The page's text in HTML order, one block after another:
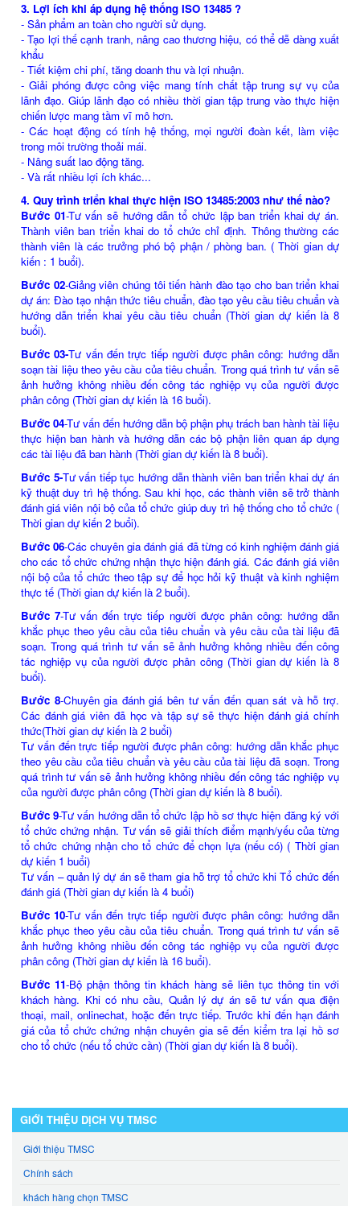
3. Lợi ích khi áp dụng hệ thống ISO 13485 ?
- Sản phẩm an toàn cho người sử dụng.
- Tạo lợi thế cạnh tranh, nâng cao thương hiệu, có thể dễ dàng xuất
khẩu
- Tiết kiệm chi phí, tăng doanh thu và lợi nhuận.
- Giải phóng được công việc mang tính chất tập trung sự vụ của
lãnh đạo. Giúp lãnh đạo có nhiều thời gian tập trung vào thực hiện
chiến lược mang tầm vĩ mô hơn.
- Các hoạt động có tính hệ thống, mọi người đoàn kết, làm việc
trong môi trường thoải mái.
- Nâng suất lao động tăng.
- Và rất nhiều lợi ích khác...
4. Quy trình triển khai thực hiện ISO 13485:2003 như thế nào?
Bước 01-Tư vấn sẽ hướng dẫn tổ chức lập ban triển khai dự án.
Thành viên ban triển khai do tổ chức chỉ định. Thông thường các
thành viên là các trưởng phó bộ phận / phòng ban. ( Thời gian dự
kiến : 1 buổi).
Bước 02-Giảng viên chúng tôi tiến hành đào tạo cho ban triển khai
dự án: Đào tạo nhận thức tiêu chuẩn, đào tạo yêu cầu tiêu chuẩn và
hướng dẫn triển khai yêu cầu tiêu chuẩn (Thời gian dự kiến là 8
buổi).
Bước 03-Tư vấn đến trực tiếp người được phân công: hướng dẫn
soạn tài liệu theo yêu cầu của tiêu chuẩn. Trong quá trình tư vấn sẽ
ảnh hưởng không nhiều đến công tác nghiệp vụ của người được
phân công (Thời gian dự kiến là 16 buổi).
Bước 04-Tư vấn đến hướng dẫn bộ phận phụ trách ban hành tài liệu
thực hiện ban hành và hướng dẫn các bộ phận liên quan áp dụng
các tài liệu đã ban hành (Thời gian dự kiến là 8 buổi).
Bước 5-Tư vấn tiếp tục hướng dẫn thành viên ban triển khai dự án
kỹ thuật duy trì hệ thống. Sau khi học, các thành viên sẽ trở thành
đánh giá viên nội bộ của tổ chức giúp duy trì hệ thống cho tổ chức (
Thời gian dự kiến 2 buổi).
Bước 06-Các chuyên gia đánh giá đã từng có kinh nghiệm đánh giá
cho các tổ chức chứng nhận thực hiện đánh giá. Các đánh giá viên
nội bộ của tổ chức theo tập sự để học hỏi kỹ thuật và kinh nghiệm
thực tế (Thời gian dự kiến là 2 buổi).
Bước 7-Tư vấn đến trực tiếp người được phân công: hướng dẫn
khắc phục theo yêu cầu của tiêu chuẩn và yêu cầu của tài liệu đã
soạn. Trong quá trình tư vấn sẽ ảnh hưởng không nhiều đến công
tác nghiệp vụ của người được phân công (Thời gian dự kiến là 8
buổi).
Bước 8-Chuyên gia đánh giá bên tư vấn đến quan sát và hỗ trợ.
Các đánh giá viên đã học và tập sự sẽ thực hiện đánh giá chính
thức(Thời gian dự kiến là 2 buổi)
Tư vấn đến trực tiếp người được phân công: hướng dẫn khắc phục
theo yêu cầu của tiêu chuẩn và yêu cầu của tài liệu đã soạn. Trong
quá trình tư vấn sẽ ảnh hưởng không nhiều đến công tác nghiệp vụ
của người được phân công (Thời gian dự kiến là 8 buổi).
Bước 9-Tư vấn hướng dẫn tổ chức lập hồ sơ thực hiện đăng ký với
tổ chức chứng nhận. Tư vấn sẽ giải thích điểm mạnh/yếu của từng
tổ chức chứng nhận cho tổ chức để chọn lựa (nếu có) ( Thời gian
dự kiến 1 buổi)
Tư vấn – quản lý dự án sẽ tham gia hỗ trợ tổ chức khi Tổ chức đến
đánh giá (Thời gian dự kiến là 4 buổi)
Bước 10-Tư vấn đến trực tiếp người được phân công: hướng dẫn
khắc phục theo yêu cầu của tiêu chuẩn. Trong quá trình tư vấn sẽ
ảnh hưởng không nhiều đến công tác nghiệp vụ của người được
phân công (Thời gian dự kiến là 16 buổi).
Bước 11-Bộ phận thông tin khách hàng sẽ liên tục thông tin với
khách hàng. Khi có nhu cầu, Quản lý dự án sẽ tư vấn qua điện
thoại, mail, onlinechat, hoặc đến trực tiếp. Trước khi đến hạn đánh
giá của tổ chức chứng nhận chuyên gia sẽ đến kiểm tra lại hồ sơ
cho tổ chức (nếu tổ chức cần) (Thời gian dự kiến là 8 buổi).
GIỚI THIỆU DỊCH VỤ TMSC
Giới thiệu TMSC
Chính sách
khách hàng chọn TMSC